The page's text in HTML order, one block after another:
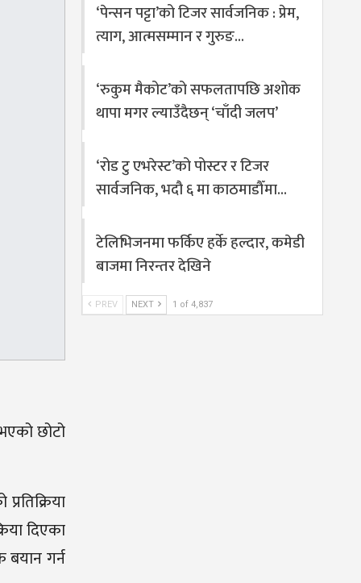
छोटो
दिएका
गर्न
‘पेन्सन पट्टा’को टिजर सार्वजनिक : प्रेम,
त्याग, आत्मसम्मान र गुरुङ…
‘रुकुम मैकोट’को सफलतापछि अशोक
थापा मगर ल्याउँदैछन् ‘चाँदी जलप’
‘रोड टु एभरेस्ट’को पोस्टर र टिजर
सार्वजनिक, भदौ ६ मा काठमाडौँमा…
टेलिभिजनमा फर्किए हर्के हल्दार, कमेडी
बाजमा निरन्तर देखिने
PREV NEXT 1 of 4,837